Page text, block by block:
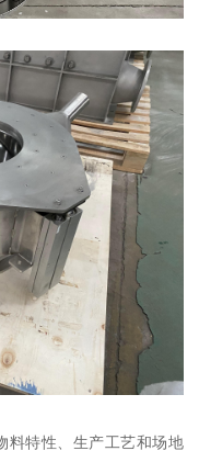
料特性、生产工艺和场地